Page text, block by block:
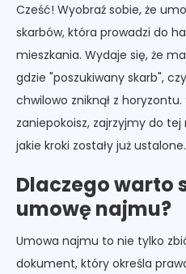
Cześć! Wyobraź sobie, że
skarbów, która prowadzi do
mieszkania. Wydaje się, że
gdzie "poszukiwany skarb",
chwilowo zniknął z
zaniepokoisz, zajrzyjmy do
jakie kroki zostały już ustalone.
Dlaczego warto
umowę najmu?
Umowa najmu to nie tylko
dokument, który określa